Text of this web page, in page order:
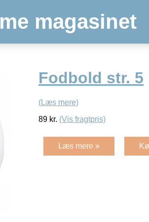
magasinet
Fodbold str. 5
(Læs mere)
89 kr. (Vis fragtpris)
Læs mere »